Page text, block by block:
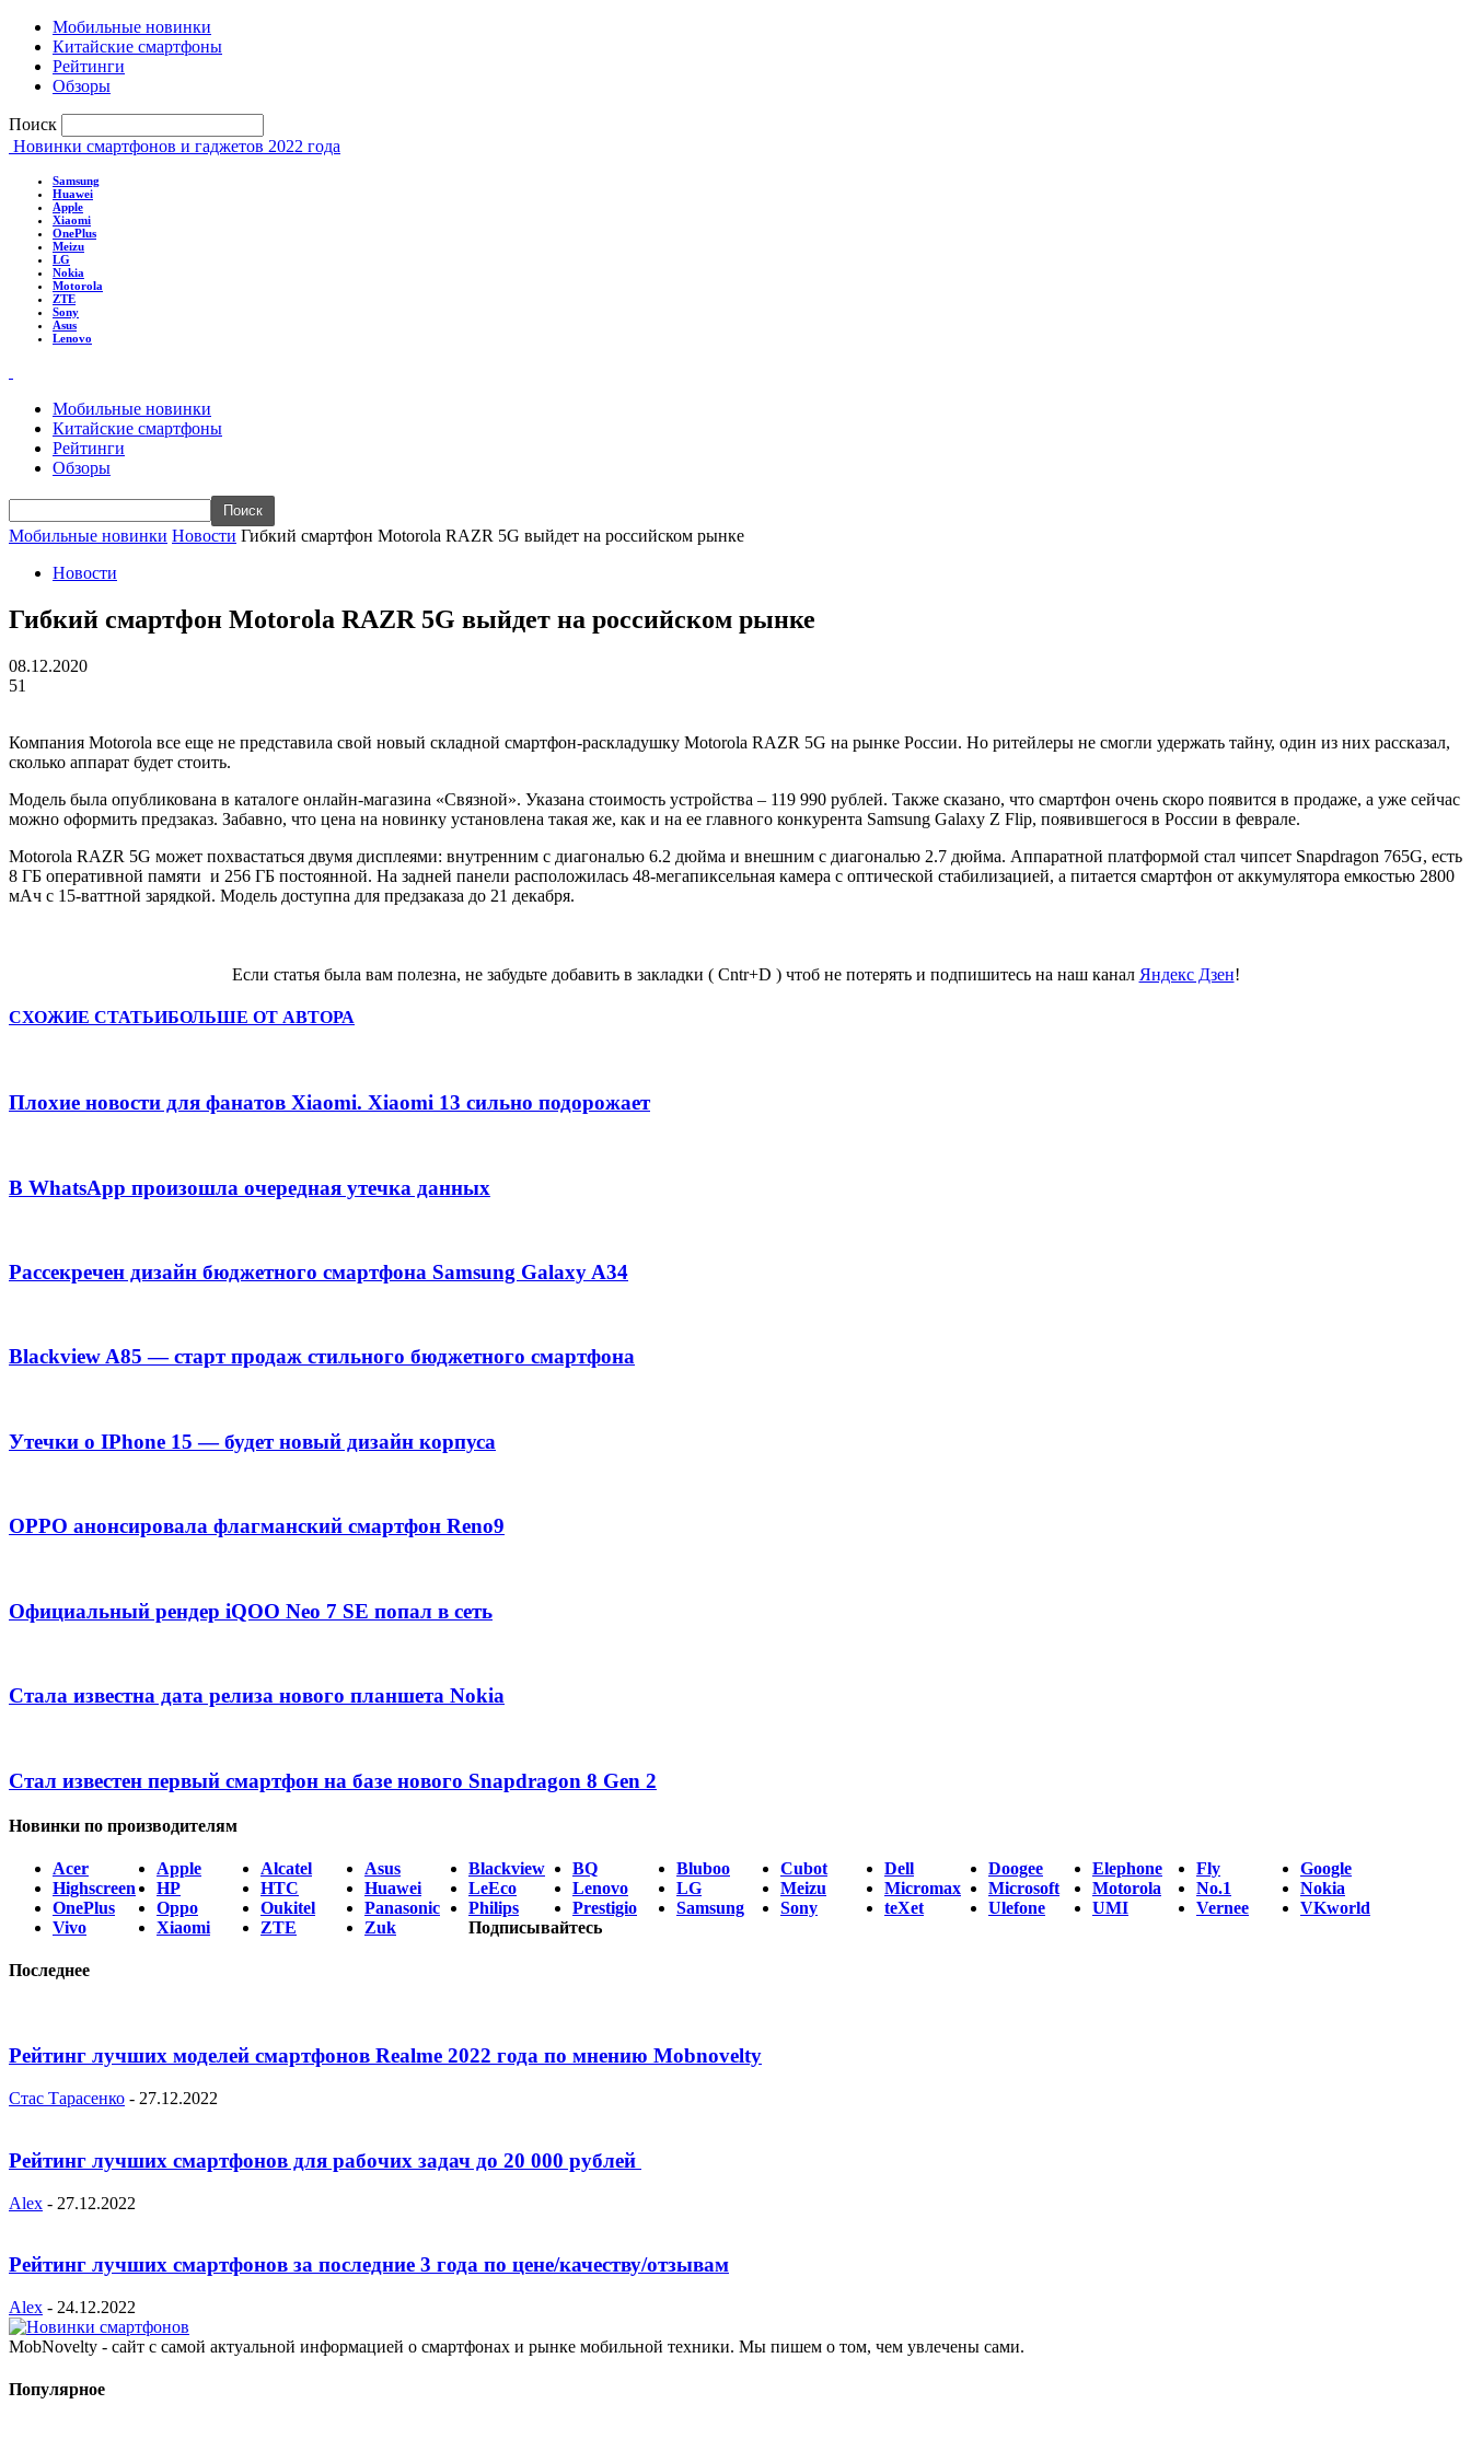
Мобильные новинки
Китайские смартфоны
Рейтинги
Обзоры
Поиск
Новинки смартфонов и гаджетов 2022 года
Samsung
Huawei
Apple
Xiaomi
OnePlus
Meizu
LG
Nokia
Motorola
ZTE
Sony
Asus
Lenovo
Мобильные новинки
Китайские смартфоны
Рейтинги
Обзоры
Мобильные новинки Новости Гибкий смартфон Motorola RAZR 5G выйдет на российском рынке
Новости
Гибкий смартфон Motorola RAZR 5G выйдет на российском рынке
08.12.2020
51
Компания Motorola все еще не представила свой новый складной смартфон-раскладушку Motorola RAZR 5G на рынке России. Но ритейлеры не смогли удержать тайну, один из них рассказал,
сколько аппарат будет стоить.
Модель была опубликована в каталоге онлайн-магазина «Связной». Указана стоимость устройства – 119 990 рублей. Также сказано, что смартфон очень скоро появится в продаже, а уже сейчас
можно оформить предзаказ. Забавно, что цена на новинку установлена такая же, как и на ее главного конкурента Samsung Galaxy Z Flip, появившегося в России в феврале.
Motorola RAZR 5G может похвастаться двумя дисплеями: внутренним с диагональю 6.2 дюйма и внешним с диагональю 2.7 дюйма. Аппаратной платформой стал чипсет Snapdragon 765G, есть
8 ГБ оперативной памяти и 256 ГБ постоянной. На задней панели расположилась 48-мегапиксельная камера с оптической стабилизацией, а питается смартфон от аккумулятора емкостью 2800
мАч с 15-ваттной зарядкой. Модель доступна для предзаказа до 21 декабря.
Если статья была вам полезна, не забудьте добавить в закладки ( Cntr+D ) чтоб не потерять и подпишитесь на наш канал Яндекс Дзен!
СХОЖИЕ СТАТЬИБОЛЬШЕ ОТ АВТОРА
Плохие новости для фанатов Xiaomi. Xiaomi 13 сильно подорожает
В WhatsApp произошла очередная утечка данных
Рассекречен дизайн бюджетного смартфона Samsung Galaxy A34
Blackview A85 — старт продаж стильного бюджетного смартфона
Утечки о IPhone 15 — будет новый дизайн корпуса
OPPO анонсировала флагманский смартфон Reno9
Официальный рендер iQOO Neo 7 SE попал в сеть
Стала известна дата релиза нового планшета Nokia
Стал известен первый смартфон на базе нового Snapdragon 8 Gen 2
Новинки по производителям
Acer Apple Alcatel Asus Blackview BQ Bluboo Cubot Dell Doogee Elephone Fly
Google
Highscreen
HP HTC Huawei LeEco Lenovo LG Meizu Micromax Microsoft Motorola No.1
Nokia
OnePlus
Oppo Oukitel Panasonic Philips Prestigio Samsung Sony teXet Ulefone UMI Vernee
VKworld
Vivo
Xiaomi ZTE Zuk Подписывайтесь
Последнее
Рейтинг лучших моделей смартфонов Realme 2022 года по мнению Mobnovelty
Стас Тарасенко - 27.12.2022
Рейтинг лучших смартфонов для рабочих задач до 20 000 рублей
Alex - 27.12.2022
Рейтинг лучших смартфонов за последние 3 года по цене/качеству/отзывам
Alex - 24.12.2022
MobNovelty - сайт с самой актуальной информацией о смартфонах и рынке мобильной техники. Мы пишем о том, чем увлечены сами.
Популярное